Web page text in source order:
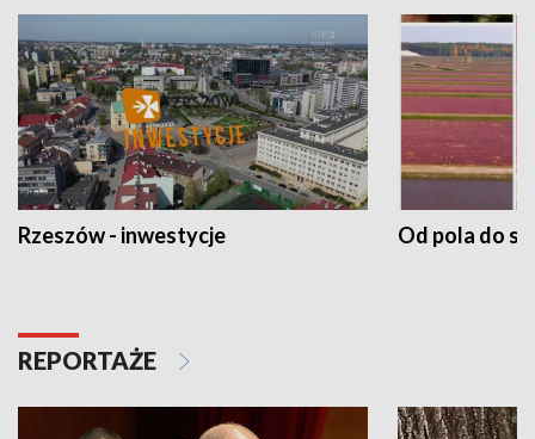
Rzeszów - inwestycje Od pola do
REPORTAŻE